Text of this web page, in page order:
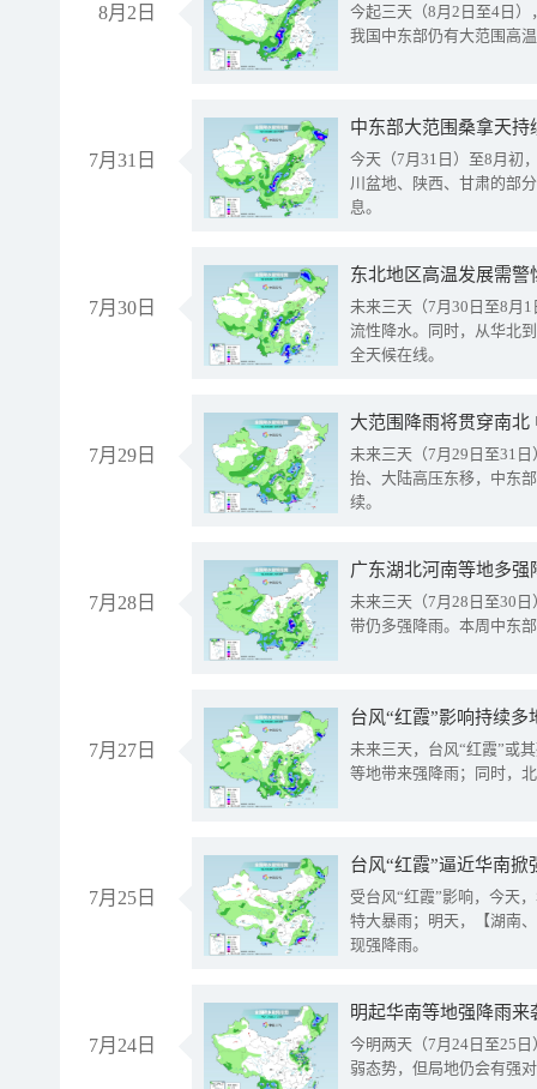
8月2日
今起三天（8月2日至4日
我国中东部仍有大范围高
7月31日
中东部大范围桑拿天
今天（7月31日）至8月初
川盆地、陕西、甘肃的部
息。
7月30日
东北地区高温发展需
未来三天（7月30日至8月
流性降水。同时，从华北
全天候在线。
7月29日
大范围降雨将贯穿南
未来三天（7月29日至31
抬、大陆高压东移，中东
续。
7月28日
广东湖北河南等地多
未来三天（7月28日至30
带仍多强降雨。本周中东
7月27日
台风“红霞”影响持续
未来三天，台风“红霞”或
等地带来强降雨；同时，
7月25日
台风“红霞”逼近华南
受台风“红霞”影响，今天
特大暴雨；明天，【湖南
现强降雨。
7月24日
明起华南等地强降雨
今明两天（7月24日至25
弱态势，但局地仍会有强